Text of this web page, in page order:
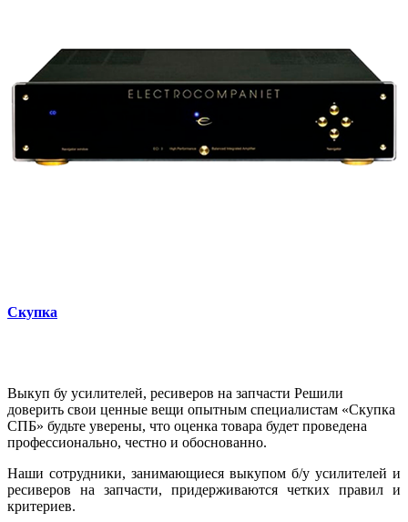
Скупка
Выкуп бу усилителей, ресиверов на запчасти Решили
доверить свои ценные вещи опытным специалистам «Скупка
СПБ» будьте уверены, что оценка товара будет проведена
профессионально, честно и обоснованно.
Наши сотрудники, занимающиеся выкупом б/у усилителей и
ресиверов на запчасти, придерживаются четких правил и
критериев.